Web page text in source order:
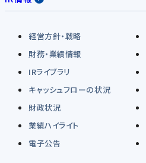
経営方針・戦略
財務・業績情報
IRライブラリ
キャッシュフローの状況
財政状況
業績ハイライト
電子公告